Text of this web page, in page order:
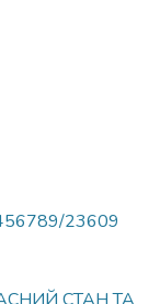
23609